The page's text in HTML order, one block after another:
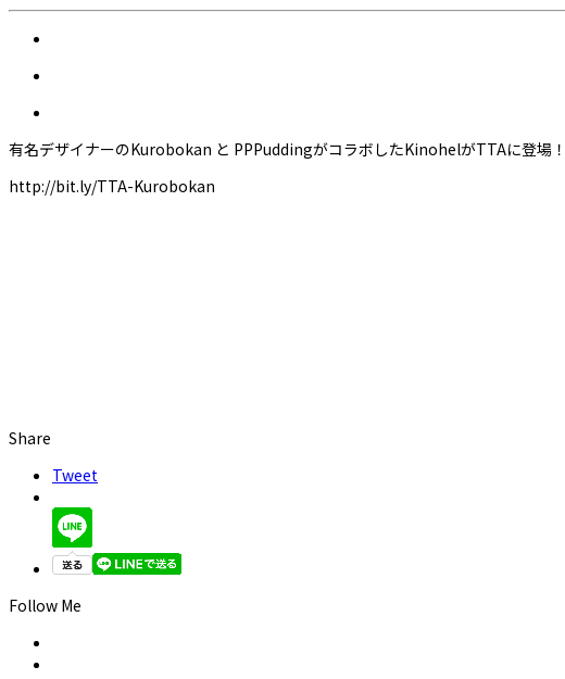
有名デザイナーのKurobokan と PPPuddingがコラボしたKinohelがTTAに登場
http://bit.ly/TTA-Kurobokan
Share
Tweet
Follow Me